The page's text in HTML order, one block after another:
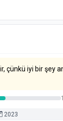
çünkü iyi bir şey
2023